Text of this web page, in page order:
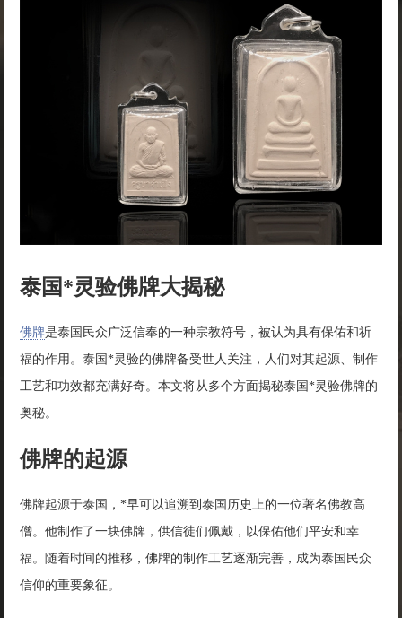
泰国*灵验佛牌大揭秘
佛牌是泰国民众广泛信奉的一种宗教符号，被认为具有保佑和祈
福的作用。泰国*灵验的佛牌备受世人关注，人们对其起源、制作
工艺和功效都充满好奇。本文将从多个方面揭秘泰国*灵验佛牌的
奥秘。
佛牌的起源
佛牌起源于泰国，*早可以追溯到泰国历史上的一位著名佛教高
僧。他制作了一块佛牌，供信徒们佩戴，以保佑他们平安和幸
福。随着时间的推移，佛牌的制作工艺逐渐完善，成为泰国民众
信仰的重要象征。